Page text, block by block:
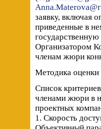
заявку, включая
приведенные в
государственную
Организатором
членам жюри
Методика оценки
Список
членами жюри в
проектных
1. Скорость